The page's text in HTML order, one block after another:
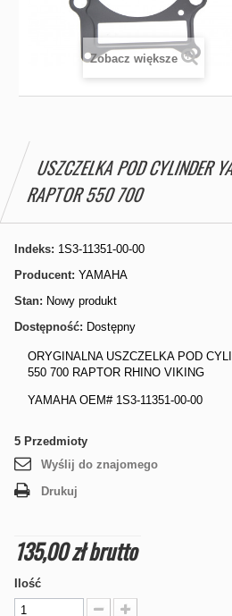
Zobacz większe
USZCZELKA POD CYLINDER
RAPTOR 550 700
Indeks: 1S3-11351-00-00
Producent: YAMAHA
Stan: Nowy produkt
Dostępność: Dostępny
ORYGINALNA USZCZELKA POD
550 700 RAPTOR RHINO VIKING
YAMAHA OEM# 1S3-11351-00-00
5 Przedmioty
Wyślij do znajomego
Drukuj
135,00 złbrutto
Ilość